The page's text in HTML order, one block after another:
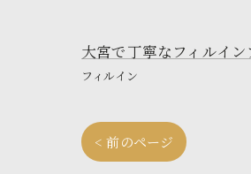
大宮で丁寧なフィルイン
フィルイン
< 前のページ